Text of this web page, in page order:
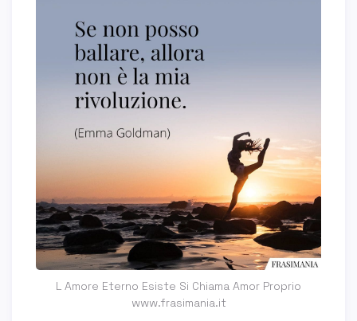
L Amore Eterno Esiste Si Chiama Amor Proprio
www.frasimania.it